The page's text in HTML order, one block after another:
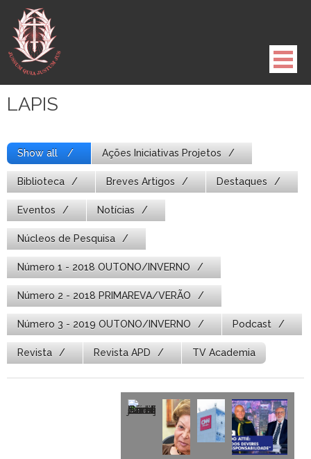
para
conteúdo
LAPIS
Show all Ações Iniciativas Projetos
Biblioteca Breves Artigos Destaques
Eventos Notícias
Núcleos de Pesquisa
Número 1 - 2018 OUTONO/INVERNO
Número 2 - 2018 PRIMAREVA/VERÃO
Número 3 - 2019 OUTONO/INVERNO Podcast
Revista Revista APD TV Academia